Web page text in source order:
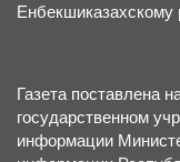
Енбекшиказахскому
Газета поставлена
государственном
информации